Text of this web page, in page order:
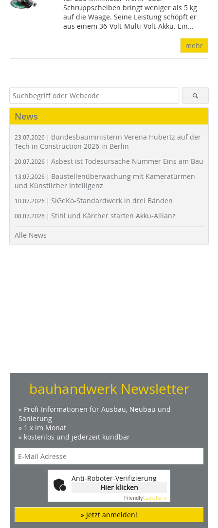
Schruppscheiben bringt weniger als 5 kg
auf die Waage. Seine Leistung schöpft er
aus einem 36-Volt-Multi-Volt-Akku. Ein...
mehr
News
23.07.2026 | Bundesbauministerin Verena Hubertz auf der
Tech in Construction 2026 in Berlin
20.07.2026 | Asbest ist Todesursache Nummer Eins am Bau
13.07.2026 | Baustellenüberwachung mit Kameratürmen
und Künstlicher Intelligenz
10.07.2026 | SiGeKo-Standardwerk in drei Bänden
08.07.2026 | Stihl und Kärcher starten Akku-Allianz
Alle News
bauhandwerk Newsletter
» Profi-Informationen für Ausbau, Neubau und
Sanierung
» 1 x im Monat
» kostenlos und jederzeit kündbar
Anti-Roboter-Verifizierung
Hier klicken
FriendlyCaptcha ⇗
» Jetzt anmelden!